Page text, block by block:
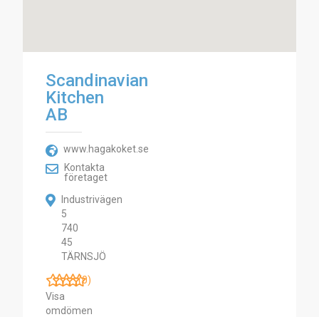
Scandinavian
Kitchen
AB
www.hagakoket.se
Kontakta
företaget
Industrivägen
5
740
45
TÄRNSJÖ
(0)
Visa
omdömen